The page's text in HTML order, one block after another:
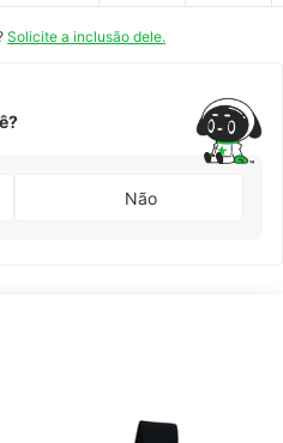
Solicite a inclusão dele.
Não